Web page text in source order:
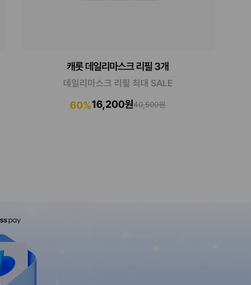
캐롯 데일리마스크 리필 3개
데일리마스크 리필 최대 SALE
60%16,200원40,500원